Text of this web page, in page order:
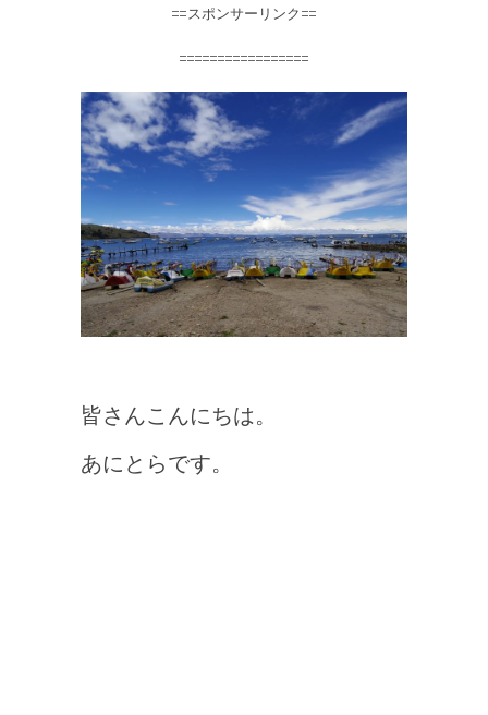
==スポンサーリンク==
=================
皆さんこんにちは。
あにとらです。